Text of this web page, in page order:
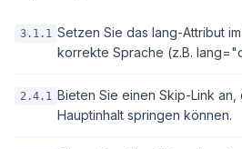
3.1.1 Setzen Sie das lang-Attribut
korrekte Sprache (z.B.
2.4.1 Bieten Sie einen Skip-Link an,
Hauptinhalt springen können.